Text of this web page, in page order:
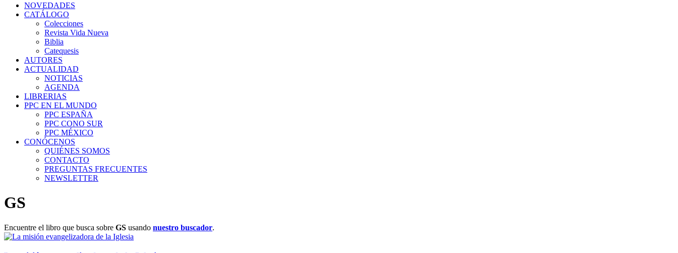
NOVEDADES
CATÁLOGO
Colecciones
Revista Vida Nueva
Biblia
Catequesis
AUTORES
ACTUALIDAD
NOTICIAS
AGENDA
LIBRERIAS
PPC EN EL MUNDO
PPC ESPAÑA
PPC CONO SUR
PPC MÉXICO
CONÓCENOS
QUIÉNES SOMOS
CONTACTO
PREGUNTAS FRECUENTES
NEWSLETTER
GS
Encuentre el libro que busca sobre GS usando nuestro buscador.